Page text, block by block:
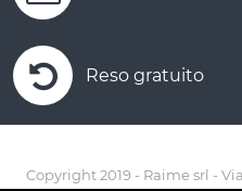
Reso gratuito
Copyright 2019 - Raime srl -